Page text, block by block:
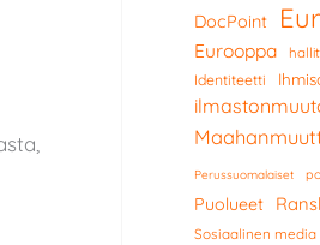
DocPoint
Eurooppa
Identiteetti
Perussuomalaiset
Puolueet
Sosiaalinen media